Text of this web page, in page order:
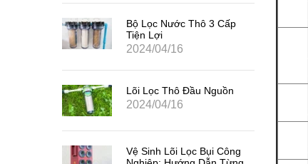
Bộ Lọc Nước Thô 3 Cấp
Tiện Lợi
2024/04/16
Lõi Lọc Thô Đầu Nguồn
2024/04/16
Vệ Sinh Lõi Lọc Bụi Công